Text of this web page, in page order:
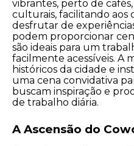
vibrantes, perto de
culturais, facilitando aos
desfrutar de
podem proporcionar
são ideais para um
facilmente acessíveis. A
históricos da cidade e
uma cena convidativa
buscam inspiração e
de trabalho diária.
A Ascensão do